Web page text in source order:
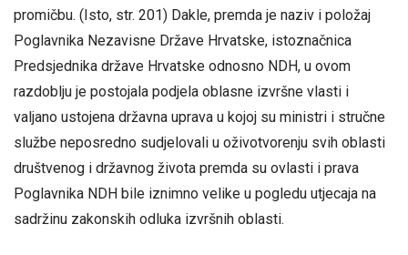
promičbu. (Isto, str. 201) Dakle, premda je naziv i položaj
Poglavnika Nezavisne Države Hrvatske, istoznačnica
Predsjednika države Hrvatske odnosno NDH, u ovom
razdoblju je postojala podjela oblasne izvršne vlasti i
valjano ustojena državna uprava u kojoj su ministri i stručne
službe neposredno sudjelovali u oživotvorenju svih oblasti
društvenog i državnog života premda su ovlasti i prava
Poglavnika NDH bile iznimno velike u pogledu utjecaja na
sadržinu zakonskih odluka izvršnih oblasti.